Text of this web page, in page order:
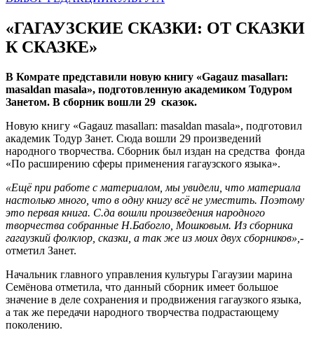
«ГАГАУЗСКИЕ СКАЗКИ: ОТ СКАЗКИ
К СКАЗКЕ»
В Комрате представили новую книгу «Gagauz masalları:
masaldan masala», подготовленную академиком Тодуром
Занетом. В сборник вошли 29 сказок.
Новую книгу «Gagauz masalları: masaldan masala», подготовил
академик Тодур Занет. Сюда вошли 29 произведений
народного творчества. Сборник был издан на средства фонда
«По расширению сферы применения гагаузского языка».
«Ещё при работе с материалом, мы увидели, что материала
настолько много, что в одну книгу всё не уместить. Поэтому
это первая книга. С.да вошли произведения народного
творчества собранные Н.Бабогло, Мошковым. Из сборника
гагаузкий фолклор, сказки, а так же из моих двух сборников»,-
отметил Занет.
Начальник главного управления культуры Гагаузии марина
Семёнова отметила, что данный сборник имеет большое
значение в деле сохранения и продвижения гагаузкого языка,
а так же передачи народного творчества подрастающему
поколению.